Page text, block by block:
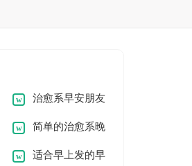
治愈系早安朋友
圈问候语摘录
简单的治愈系晚
安朋友圈问候语
适合早上发的早